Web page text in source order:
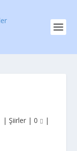
| Şiirler | 0 |